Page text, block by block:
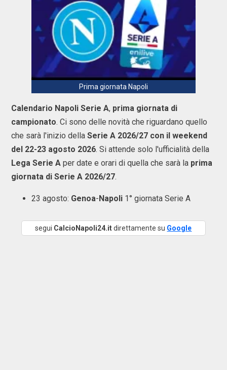
Prima giornata Napoli
Calendario Napoli Serie A, prima giornata di
campionato. Ci sono delle novità che riguardano quello
che sarà l'inizio della Serie A 2026/27 con il weekend
del 22-23 agosto 2026. Si attende solo l'ufficialità della
Lega Serie A per date e orari di quella che sarà la prima
giornata di Serie A 2026/27.
23 agosto: Genoa-Napoli 1° giornata Serie A
segui CalcioNapoli24.itdirettamente su Google